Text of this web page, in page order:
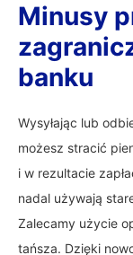
Minusy
banku
Wysyłając lub
możesz stracić
i w rezultacie
nadal używają
Zalecamy użycie
tańsza. Dzięki